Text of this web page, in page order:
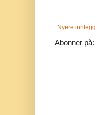
Nyere innlegg
Abonner på: